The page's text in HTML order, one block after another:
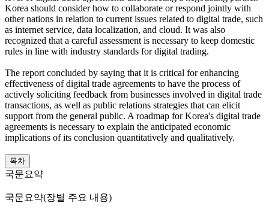
Korea should consider how to collaborate or respond jointly with
other nations in relation to current issues related to digital trade, such
as internet service, data localization, and cloud. It was also
recognized that a careful assessment is necessary to keep domestic
rules in line with industry standards for digital trading.
The report concluded by saying that it is critical for enhancing
effectiveness of digital trade agreements to have the process of
actively soliciting feedback from businesses involved in digital trade
transactions, as well as public relations strategies that can elicit
support from the general public. A roadmap for Korea's digital trade
agreements is necessary to explain the anticipated economic
implications of its conclusion quantitatively and qualitatively.
목차
국문요약
국문요약(장별 주요 내용)